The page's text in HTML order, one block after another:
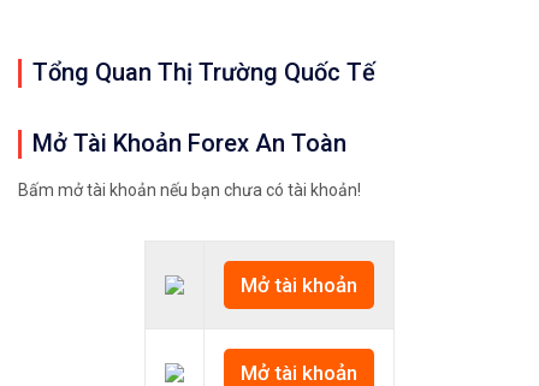
Tổng Quan Thị Trường Quốc Tế
Mở Tài Khoản Forex An Toàn
Bấm mở tài khoản nếu bạn chưa có tài khoản!
Mở tài khoản
Mở tài khoản